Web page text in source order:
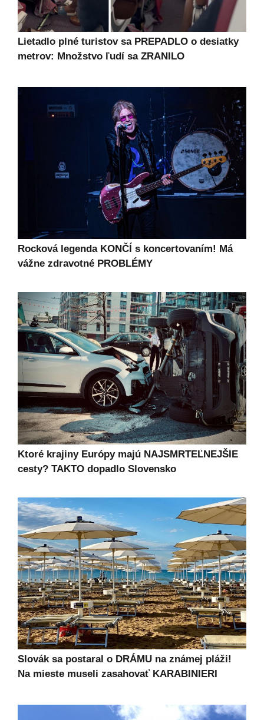
Lietadlo plné turistov sa PREPADLO o desiatky
metrov: Množstvo ľudí sa ZRANILO
Rocková legenda KONČÍ s koncertovaním! Má
vážne zdravotné PROBLÉMY
Ktoré krajiny Európy majú NAJSMRTEĽNEJŠIE
cesty? TAKTO dopadlo Slovensko
Slovák sa postaral o DRÁMU na známej pláži!
Na mieste museli zasahovať KARABINIERI